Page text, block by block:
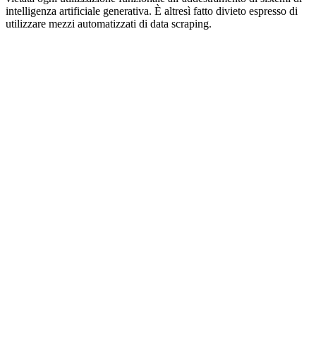
intelligenza artificiale generativa. È altresì fatto divieto espresso di
utilizzare mezzi automatizzati di data scraping.